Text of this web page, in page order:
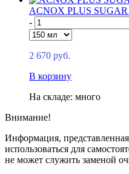
ACNOX PLUS SUGAR
-
2 670 руб.
В корзину
На складе: много
Внимание!
Информация,
использоваться для
не может служить заменой